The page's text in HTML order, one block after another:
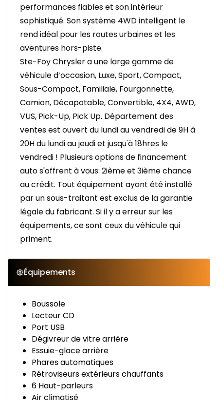
performances fiables et son intérieur
sophistiqué. Son système 4WD intelligent le
rend idéal pour les routes urbaines et les
aventures hors-piste.
Ste-Foy Chrysler a une large gamme de
véhicule d’occasion, Luxe, Sport, Compact,
Sous-Compact, Familiale, Fourgonnette,
Camion, Décapotable, Convertible, 4X4, AWD,
VUS, Pick-Up, Pick Up. Département des
ventes est ouvert du lundi au vendredi de 9H à
20H du lundi au jeudi et jusqu'à 18hres le
vendredi ! Plusieurs options de financement
auto s'offrent à vous: 2ième et 3ième chance
au crédit. Tout équipement ayant été installé
par un sous-traitant est exclus de la garantie
légale du fabricant. Si il y a erreur sur les
équipements, ce sont ceux du véhicule qui
priment.
Équipements
Boussole
Lecteur CD
Port USB
Dégivreur de vitre arrière
Essuie-glace arrière
Phares automatiques
Rétroviseurs extérieurs chauffants
6 Haut-parleurs
Air climatisé